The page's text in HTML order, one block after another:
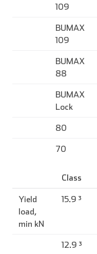
109
BUMAX
109
BUMAX
88
BUMAX
Lock
80
70
Class
Yield
load,
min kN
15.9 ³
12.9 ³